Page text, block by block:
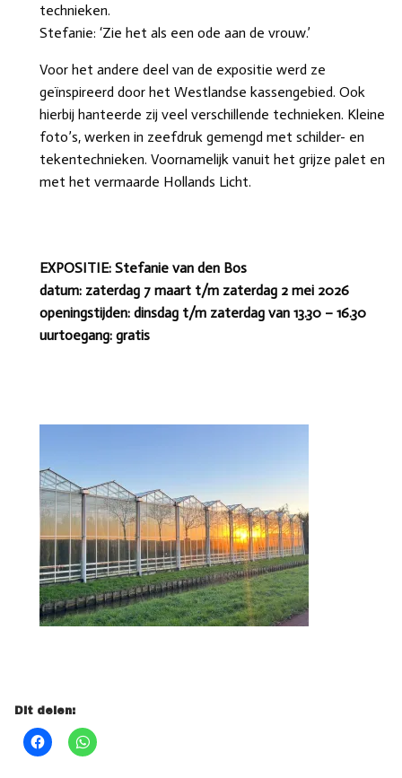
technieken.
Stefanie: ‘Zie het als een ode aan de vrouw.’
Voor het andere deel van de expositie werd ze
geïnspireerd door het Westlandse kassengebied. Ook
hierbij hanteerde zij veel verschillende technieken. Kleine
foto’s, werken in zeefdruk gemengd met schilder- en
tekentechnieken. Voornamelijk vanuit het grijze palet en
met het vermaarde Hollands Licht.
EXPOSITIE: Stefanie van den Bos
datum: zaterdag 7 maart t/m zaterdag 2 mei 2026
openingstijden: dinsdag t/m zaterdag van 13.30 – 16.30
uurtoegang: gratis
Dit delen: